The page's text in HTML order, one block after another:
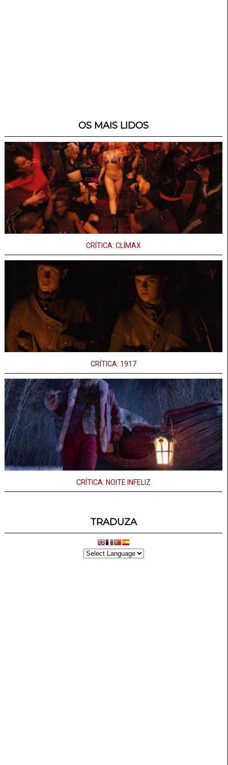
OS MAIS LIDOS
CRÍTICA: CLÍMAX
CRÍTICA: 1917
CRÍTICA: NOITE INFELIZ
TRADUZA